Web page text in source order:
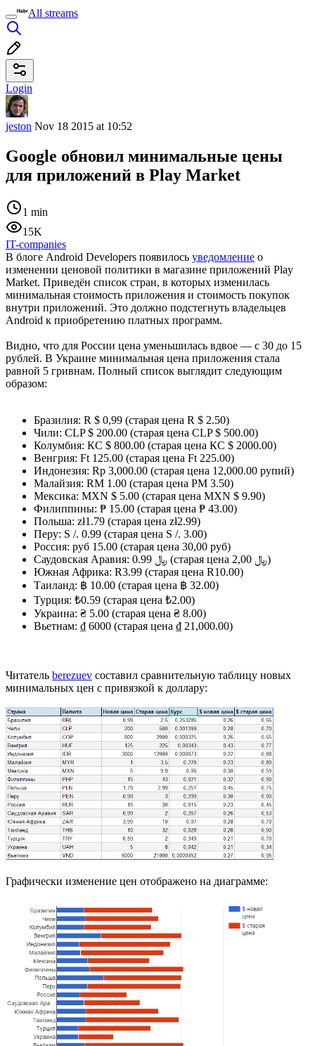
All streams
Login
jeston Nov 18 2015 at 10:52
Google обновил минимальные цены
для приложений в Play Market
1 min
15K
IT-companies
В блоге Android Developers появилось уведомление о
изменении ценовой политики в магазине приложений Play
Market. Приведён список стран, в которых изменилась
минимальная стоимость приложения и стоимость покупок
внутри приложений. Это должно подстегнуть владельцев
Android к приобретению платных программ.
Видно, что для России цена уменьшилась вдвое — с 30 до 15
рублей. В Украине минимальная цена приложения стала
равной 5 гривнам. Полный список выглядит следующим
образом:
Бразилия: R $ 0,99 (старая цена R $ 2.50)
Чили: CLP $ 200.00 (старая цена CLP $ 500.00)
Колумбия: КС $ 800.00 (старая цена КС $ 2000.00)
Венгрия: Ft 125.00 (старая цена Ft 225.00)
Индонезия: Rp 3,000.00 (старая цена 12,000.00 рупий)
Малайзия: RM 1.00 (старая цена РМ 3.50)
Мексика: MXN $ 5.00 (старая цена MXN $ 9.90)
Филиппины: ₱ 15.00 (старая цена ₱ 43.00)
Польша: zł1.79 (старая цена zł2.99)
Перу: S /. 0.99 (старая цена S /. 3.00)
Россия: руб 15.00 (старая цена 30,00 руб)
Саудовская Аравия: ﷼ 0.99 (старая цена 2,00 ﷼)
Южная Африка: R3.99 (старая цена R10.00)
Таиланд: ฿ 10.00 (старая цена ฿ 32.00)
Турция: ₺0.59 (старая цена ₺2.00)
Украина: ₴ 5.00 (старая цена ₴ 8.00)
Вьетнам: ₫ 6000 (старая цена ₫ 21,000.00)
Читатель berezuev составил сравнительную таблицу новых
минимальных цен с привязкой к доллару:
Графически изменение цен отображено на диаграмме: